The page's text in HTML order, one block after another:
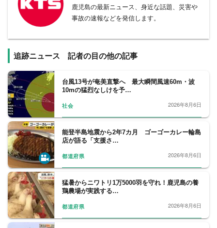
鹿児島の最新ニュース、身近な話題、災害や
事故の速報などを発信します。
追跡ニュース 記者の目の他の記事
台風13号が奄美直撃へ 最大瞬間風速60m・波
10mの猛烈なしけを予…
社会 2026年8月6日
能登半島地震から2年7カ月 ゴーゴーカレー輪島
店が語る「支援さ…
都道府県 2026年8月6日
猛暑からニワトリ1万5000羽を守れ！鹿児島の養
鶏農場が実践する…
都道府県 2026年8月6日